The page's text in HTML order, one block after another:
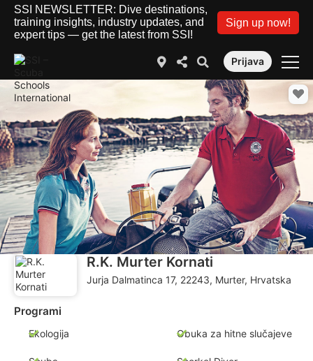
SSI NEWSLETTER: Dive destinations,
training insights, industry updates, and
expert tips — get the latest from SSI!
Sign up now!
Prijava
R.K. Murter Kornati
Jurja Dalmatinca 17, 22243, Murter, Hrvatska
Programi
Ekologija Obuka za hitne slučajeve